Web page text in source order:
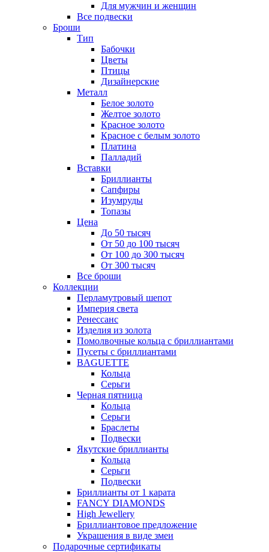
Для мужчин и женщин
Все подвески
Броши
Тип
Бабочки
Цветы
Птицы
Дизайнерские
Металл
Белое золото
Желтое золото
Красное золото
Красное с белым золото
Платина
Палладий
Вставки
Бриллианты
Сапфиры
Изумруды
Топазы
Цена
До 50 тысяч
От 50 до 100 тысяч
От 100 до 300 тысяч
От 300 тысяч
Все броши
Коллекции
Перламутровый шепот
Империя света
Ренессанс
Изделия из золота
Помолвочные кольца с бриллиантами
Пусеты с бриллиантами
BAGUETTE
Кольца
Серьги
Черная пятница
Кольца
Серьги
Браслеты
Подвески
Якутские бриллианты
Кольца
Серьги
Подвески
Бриллианты от 1 карата
FANCY DIAMONDS
High Jewellery
Бриллиантовое предложение
Украшения в виде змеи
Подарочные сертификаты